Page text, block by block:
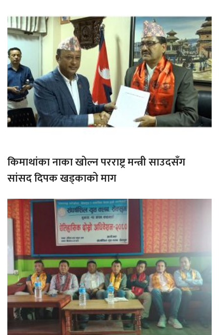
किमाथांका नाका खोल्न परराष्ट्र मन्त्री साउदसँग
सांसद दिपक खड्काको माग